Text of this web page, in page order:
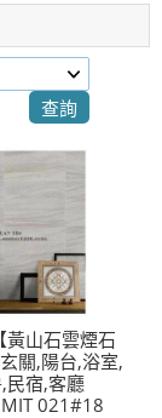
的客戶加入
市口)門口可
山路1段139
的客戶加入
黃山石雲煙石
關,陽台,浴室,
民宿,客廳
021#18